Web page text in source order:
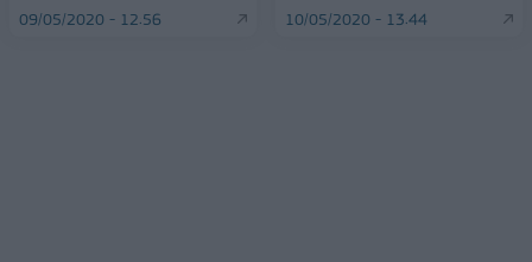
09/05/2020 - 12:56 10/05/2020 - 13:44